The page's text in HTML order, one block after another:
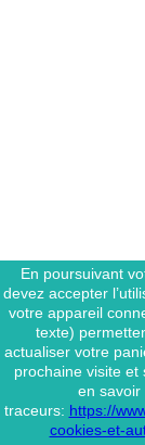
En poursuivant
devez accepter
votre appareil
texte)
actualiser votre
prochaine visite et
en savoir
traceurs: https://
cookies-et-